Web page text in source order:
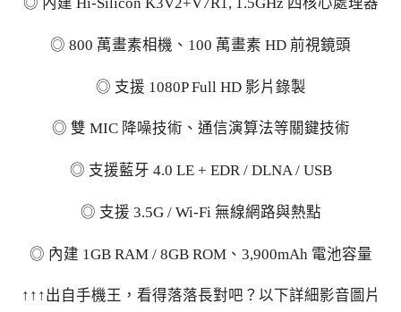
◎ 800 萬畫素相機、100 萬畫素 HD 前視鏡頭
◎ 支援 1080P Full HD 影片錄製
◎ 雙 MIC 降噪技術、通信演算法等關鍵技術
◎ 支援藍牙 4.0 LE + EDR / DLNA / USB
◎ 支援 3.5G / Wi-Fi 無線網路與熱點
◎ 內建 1GB RAM / 8GB ROM、3,900mAh 電池容量
↑↑↑出自手機王，看得落落長對吧？以下詳細影音圖片